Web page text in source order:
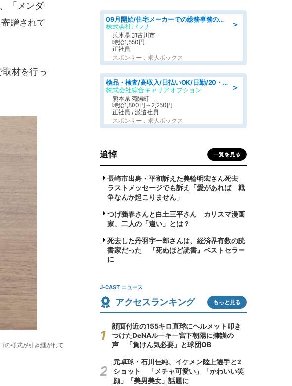
「メンダ
贈されて
材を行っ
の様式が引き継がれて
＞
09月開始/住宅メーカーでの総務事務のお仕事/駅近/車通勤可/一般事務/人事労務
株式会社パソナ
兵庫県 加古川市
時給1,550円
正社員
スポンサー：求人ボックス
＞
検品・検査/高収入/日払いOK/日勤/20・30・40代活躍中/製造 工場
株式会社綜合キャリアオプション
熊本県 菊陽町
時給1,800円～2,250円
正社員 / 派遣社員
スポンサー：求人ボックス
追悼 一覧を見る
長崎市出身・平和訴えた美輪明宏さん死去
ラストメッセージでも訴え「愛があれば 戦
争なんか起こりません」
つげ義春さんと白土三平さん カリスマ漫画
家、二人の「違い」とは？
死去した丹羽宇一郎さんは、経済界有数の読
書家だった 『死ぬほど読書』ベストセラー
に
J-CAST ニュース
アクセスランキング もっと見る
顔面付近の155キロ直球にヘルメット叩き
つけたDeNAルーキー宮下朝陽に擁護の
声 「負けん気必要」と球団OB
元卓球・石川佳純、イケメン陸上選手と2
ショット 「メチャ可愛い」「かわいい笑
顔」「美男美女」話題に